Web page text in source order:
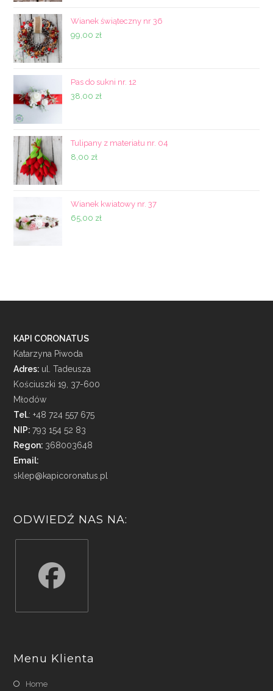
Wianek świąteczny nr 36
99,00 zł
Pas do sukni nr. 12
38,00 zł
Tulipany z materiału nr. 04
8,00 zł
Wianek kwiatowy nr. 37
65,00 zł
KAPI CORONATUS
Katarzyna Piwoda
Adres: ul. Tadeusza
Kościuszki 19, 37-600
Młodów
Tel.: +48 724 557 675
NIP:793 154 52 83
Regon: 368003648
Email:
sklep@kapicoronatus.pl
ODWIEDŹ NAS NA:
new
tab
Menu Klienta
Home